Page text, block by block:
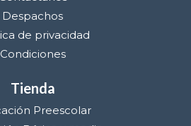
Despachos
de privacidad
Condiciones
Tienda
Preescolar